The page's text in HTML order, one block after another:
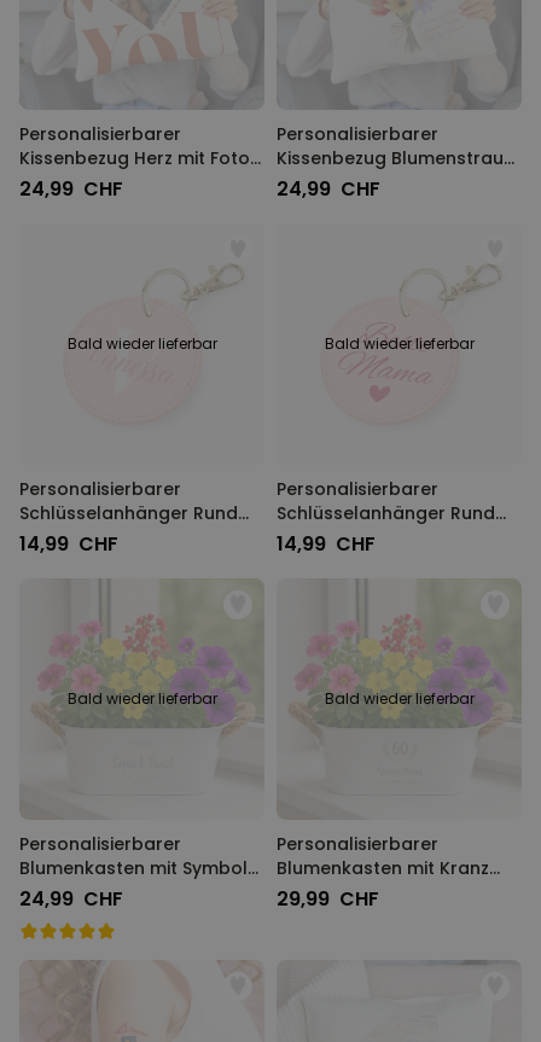
Personalisierbarer
Kissenbezug Herz mit Foto
und Text
24,99 CHF
Personalisierbarer
Kissenbezug Blumenstrauß
mit Handabdruck
24,99 CHF
Bald wieder lieferbar
Personalisierbarer
Schlüsselanhänger Rund
mit Monogramm
14,99 CHF
Bald wieder lieferbar
Personalisierbarer
Schlüsselanhänger Rund
mit Text
14,99 CHF
Bald wieder lieferbar
Personalisierbarer
Blumenkasten mit Symbol
und Text
24,99 CHF
Bald wieder lieferbar
Personalisierbarer
Blumenkasten mit Kranz
und Text
29,99 CHF